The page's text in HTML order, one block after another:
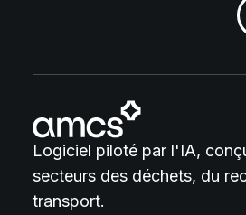
Logiciel piloté par l'IA,
secteurs des déchets, du
transport.